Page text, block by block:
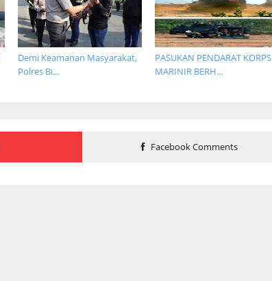
PASUKAN PENDARAT KORPS
MARINIR BERH...
Demi Keamanan Masyarakat,
Polres Bi...
Facebook Comments